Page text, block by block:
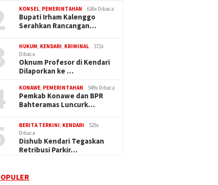
KONSEL PEMERINTAHAN 626x Dibaca
Bupati Irham Kalenggo
Serahkan Rancangan…
HUKUM KENDARI KRIMINAL
572x
Dibaca
Oknum Profesor di Kendari
Dilaporkan ke …
KONAWE PEMERINTAHAN 549x Dibaca
Pemkab Konawe dan BPR
Bahteramas Luncurk…
BERITA TERKINI KENDARI
525x
Dibaca
Dishub Kendari Tegaskan
Retribusi Parkir…